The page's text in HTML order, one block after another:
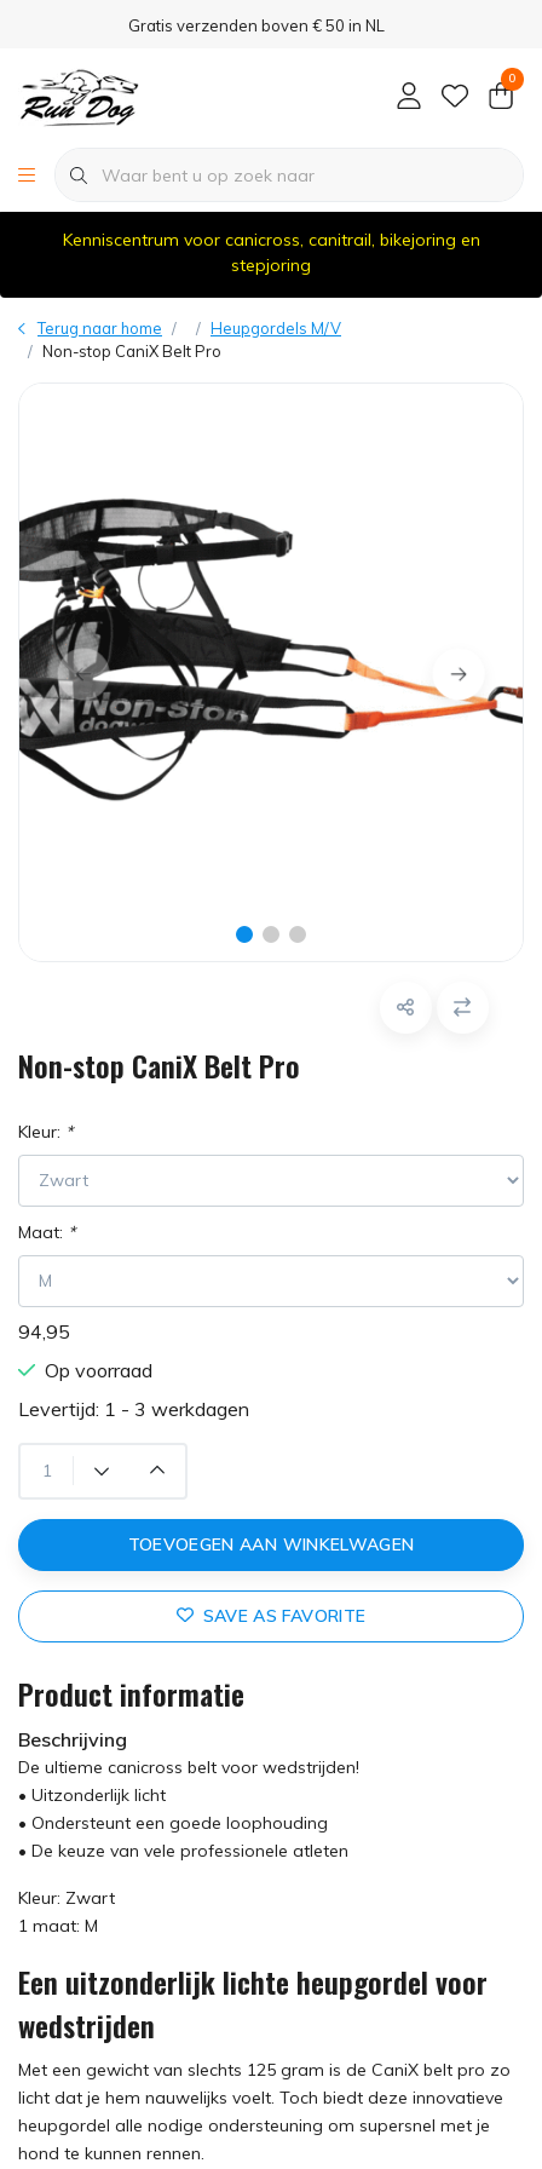
Gratis verzenden boven € 50 in NL
0
Kenniscentrum voor canicross, canitrail, bikejoring en
stepjoring
Terug naar home
Heupgordels M/V
Non-stop CaniX Belt Pro
Non-stop CaniX Belt Pro
Kleur: *
Maat: *
94,95
Op voorraad
Levertijd: 1 - 3 werkdagen
TOEVOEGEN AAN WINKELWAGEN
SAVE AS FAVORITE
Product informatie
Beschrijving
De ultieme canicross belt voor wedstrijden!
• Uitzonderlijk licht
• Ondersteunt een goede loophouding
• De keuze van vele professionele atleten
Kleur: Zwart
1 maat: M
Een uitzonderlijk lichte heupgordel voor
wedstrijden
Met een gewicht van slechts 125 gram is de CaniX belt pro zo
licht dat je hem nauwelijks voelt. Toch biedt deze innovatieve
heupgordel alle nodige ondersteuning om supersnel met je
hond te kunnen rennen.